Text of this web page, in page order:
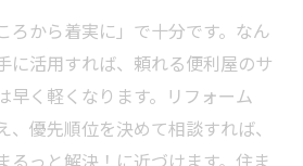
ろから着実に」で十分です。なん
に活用すれば、頼れる便利屋のサ
早く軽くなります。リフォーム
優先順位を決めて相談すれば、